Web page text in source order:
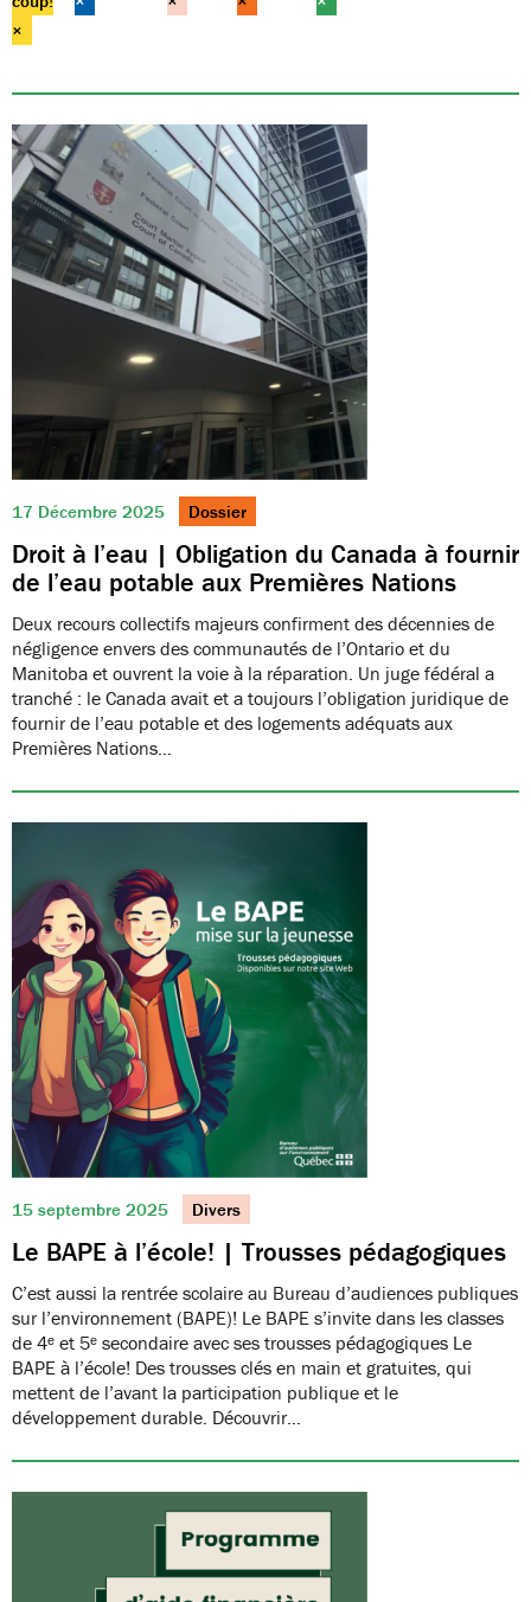
17 Décembre 2025 Dossier
Droit à l’eau | Obligation du Canada à fournir
de l’eau potable aux Premières Nations
Deux recours collectifs majeurs confirment des décennies de
négligence envers des communautés de l’Ontario et du
Manitoba et ouvrent la voie à la réparation. Un juge fédéral a
tranché : le Canada avait et a toujours l’obligation juridique de
fournir de l’eau potable et des logements adéquats aux
Premières Nations…
15 septembre 2025 Divers
Le BAPE à l’école! | Trousses pédagogiques
C’est aussi la rentrée scolaire au Bureau d’audiences publiques
sur l’environnement (BAPE)! Le BAPE s’invite dans les classes
de 4ᵉ et 5ᵉ secondaire avec ses trousses pédagogiques Le
BAPE à l’école! Des trousses clés en main et gratuites, qui
mettent de l’avant la participation publique et le
développement durable. Découvrir…
×